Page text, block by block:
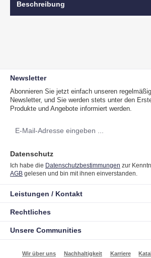
Beschreibung
Newsletter
Abonnieren Sie jetzt einfach unseren
Newsletter, und Sie werden stets unter den
Produkte und Angebote informiert werden.
Mail-
Datenschutz
Ich habe die Datenschutzbestimmungen zur
AGB gelesen und bin mit ihnen einverstanden.
Unsere Communities
Leistungen / Kontakt
Rechtliches
Wir über uns Nachhaltigkeit Karriere